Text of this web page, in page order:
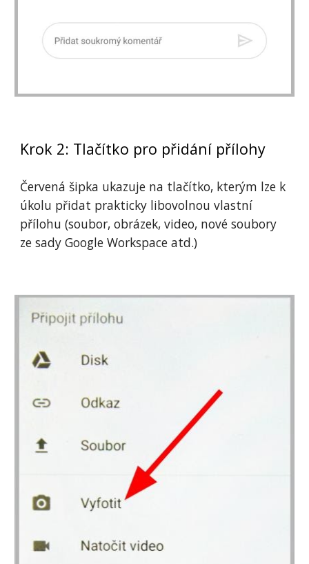
Krok 2: Tlačítko pro přidání přílohy
Červená šipka ukazuje na tlačítko, kterým lze k
úkolu přidat prakticky libovolnou vlastní
přílohu (soubor, obrázek, video, nové soubory
ze sady Google Workspace atd.)